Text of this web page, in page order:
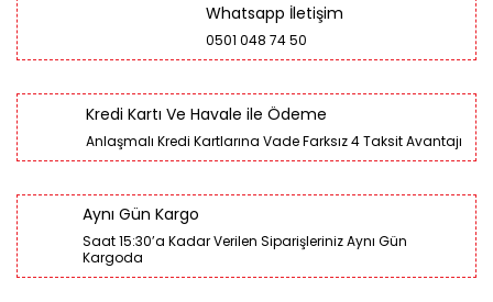
Whatsapp İletişim
0501 048 74 50
Kredi Kartı Ve Havale ile Ödeme
Anlaşmalı Kredi Kartlarına Vade Farksız 4 Taksit Avantajı
Aynı Gün Kargo
Saat 15:30’a Kadar Verilen Siparişleriniz Aynı Gün
Kargoda